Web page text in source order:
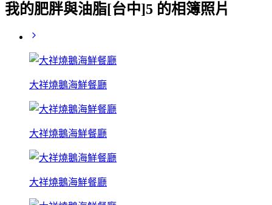
我的肥胖與油脂[台中]5 的相簿照片
大祥燒鵝海鮮餐廳
大祥燒鵝海鮮餐廳
大祥燒鵝海鮮餐廳